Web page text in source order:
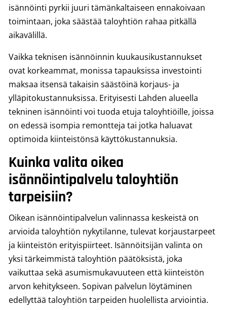
isännöinti pyrkii juuri tämänkaltaiseen ennakoivaan
toimintaan, joka säästää taloyhtiön rahaa pitkällä
aikavälillä.
Vaikka teknisen isännöinnin kuukausikustannukset
ovat korkeammat, monissa tapauksissa investointi
maksaa itsensä takaisin säästöinä korjaus- ja
ylläpitokustannuksissa. Erityisesti Lahden alueella
tekninen isännöinti voi tuoda etuja taloyhtiöille, joissa
on edessä isompia remontteja tai jotka haluavat
optimoida kiinteistönsä käyttökustannuksia.
Kuinka valita oikea
isännöintipalvelu taloyhtiön
tarpeisiin?
Oikean isännöintipalvelun valinnassa keskeistä on
arvioida taloyhtiön nykytilanne, tulevat korjaustarpeet
ja kiinteistön erityispiirteet. Isännöitsijän valinta on
yksi tärkeimmistä taloyhtiön päätöksistä, joka
vaikuttaa sekä asumismukavuuteen että kiinteistön
arvon kehitykseen. Sopivan palvelun löytäminen
edellyttää taloyhtiön tarpeiden huolellista arviointia.